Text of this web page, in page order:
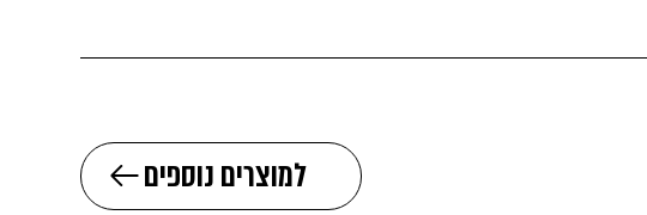
למוצרים נוספים